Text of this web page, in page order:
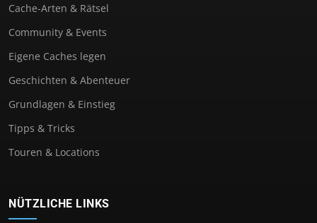
Cache-Arten & Rätsel
Community & Events
Eigene Caches legen
Geschichten & Abenteuer
Grundlagen & Einstieg
Tipps & Tricks
Touren & Locations
NÜTZLICHE LINKS